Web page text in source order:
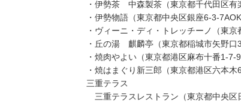
・伊勢茶 中森製茶（東京都千代田区有楽町
・伊勢物語（東京都中央区銀座6-3-
・ヴィーニ・ディ・トレッチーノ（東京都
・丘の湯 麒麟亭（東京都稲城市矢野口
・焼肉やよい（東京都港区麻布十番1-7-9酒
・焼はまぐり新三郎（東京都港区六本木6-
三重テラス
三重テラスレストラン（東京都中央区日本